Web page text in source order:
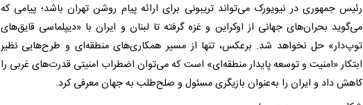
رئیس ‌جمهوری در نیویورک می‌تواند تریبونی برای ارائه پیام روشن تهران باشد؛ پیامی که
می‌گوید بحران‌های جهانی از اوکراین و غزه گرفته تا لبنان و ایران با «دیپلماسی قایق‌های
توپ‌دار» حل نخواهد شد. برعکس، تنها از مسیر همکاری‌های منطقه‌ای و طرح‌هایی نظیر
ابتکار «امنیت و توسعه پایدار منطقه‌ای» است که می‌توان اضطراب امنیتی قدرت‌های غربی را
کاهش داد و ایران را به‌عنوان بازیگری مسئول و صلح‌طلب به جهان معرفی کرد.